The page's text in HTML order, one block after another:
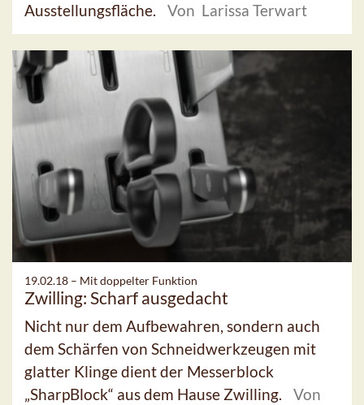
Ausstellungsfläche.
Von Larissa Terwart
19.02.18 – Mit doppelter Funktion
Zwilling: Scharf ausgedacht
Nicht nur dem Aufbewahren, sondern auch
dem Schärfen von Schneidwerkzeugen mit
glatter Klinge dient der Messerblock
„SharpBlock“ aus dem Hause Zwilling.
Von